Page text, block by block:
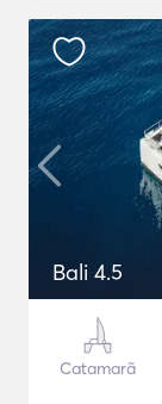
Bali 4.5
Catamarã